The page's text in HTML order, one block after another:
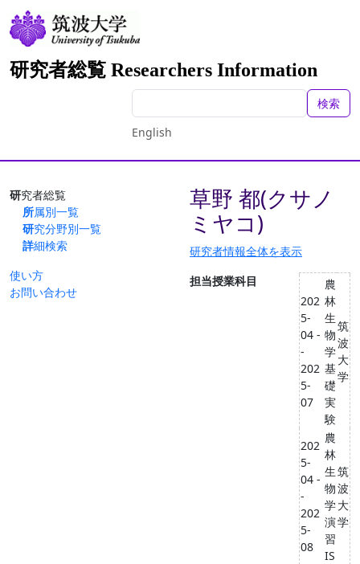
研究者総覧 Researchers Information
検索
English
研究者総覧
所属別一覧
研究分野別一覧
詳細検索
使い方
お問い合わせ
草野 都(クサノ
ミヤコ)
研究者情報全体を表示
担当授業科目
202
5-
04 -
-
202
5-
07
農
林
生
物
学
基
礎
実
験
筑
波
大
学
202
5-
04 -
-
202
5-
08
農
林
生
物
学
演
習
IS
筑
波
大
学